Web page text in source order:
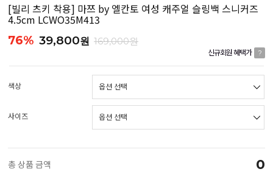
[빌리 츠키 착용] 마쯔 by 엘칸토 여성 캐주얼 슬링백 스니커즈
4.5cm LCWO35M413
76% 39,800원 169,000원
신규회원 혜택가 ?
색상
사이즈
총 상품 금액 0